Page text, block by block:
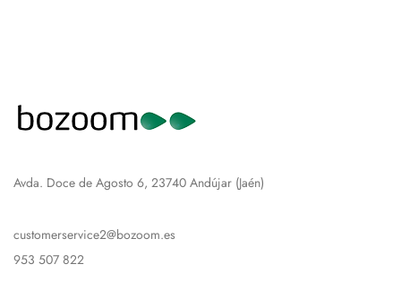
Avda. Doce de Agosto 6, 23740 Andújar (Jaén)
customerservice2@bozoom.es
953 507 822